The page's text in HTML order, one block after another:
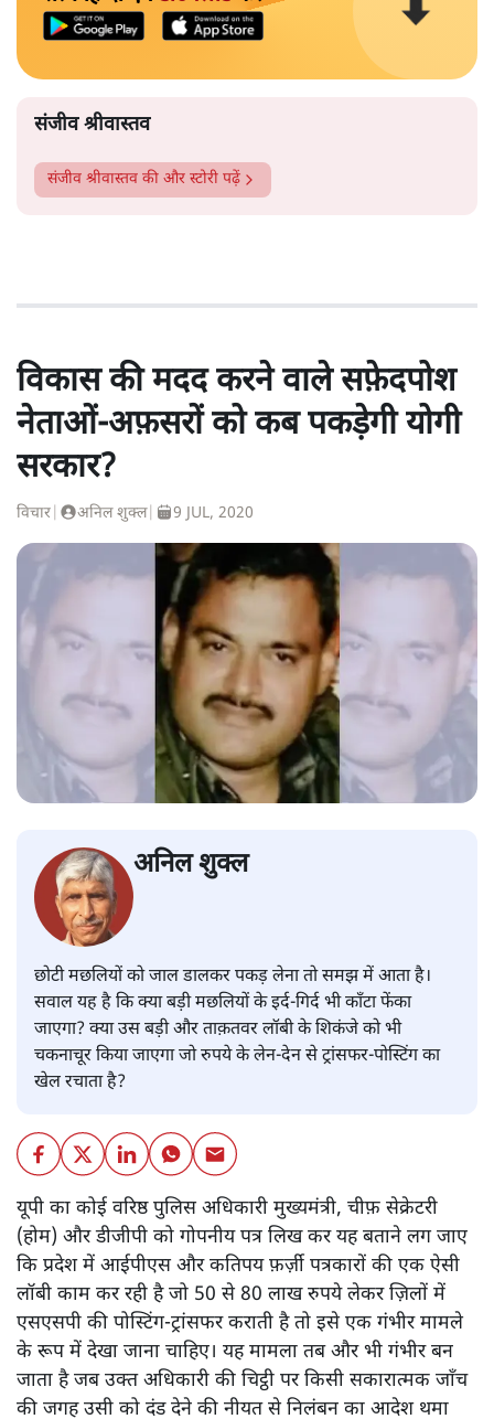
संजीव श्रीवास्तव
संजीव श्रीवास्तव की और स्टोरी पढ़ें
विकास की मदद करने वाले सफ़ेदपोश
नेताओं-अफ़सरों को कब पकड़ेगी योगी
सरकार?
विचार अनिल शुक्ल| 9 JUL, 2020
अनिल शुक्ल
छोटी मछलियों को जाल डालकर पकड़ लेना तो समझ में आता है।
सवाल यह है कि क्या बड़ी मछलियों के इर्द-गिर्द भी काँटा फेंका
जाएगा? क्या उस बड़ी और ताक़तवर लॉबी के शिकंजे को भी
चकनाचूर किया जाएगा जो रुपये के लेन-देन से ट्रांसफर-पोस्टिंग का
खेल रचाता है?
यूपी का कोई वरिष्ठ पुलिस अधिकारी मुख्यमंत्री, चीफ़ सेक्रेटरी
(होम) और डीजीपी को गोपनीय पत्र लिख कर यह बताने लग जाए
कि प्रदेश में आईपीएस और कतिपय फ़र्ज़ी पत्रकारों की एक ऐसी
लॉबी काम कर रही है जो 50 से 80 लाख रुपये लेकर ज़िलों में
एसएसपी की पोस्टिंग-ट्रांसफर कराती है तो इसे एक गंभीर मामले
के रूप में देखा जाना चाहिए। यह मामला तब और भी गंभीर बन
जाता है जब उक्त अधिकारी की चिट्ठी पर किसी सकारात्मक जाँच
की जगह उसी को दंड देने की नीयत से निलंबन का आदेश थमा